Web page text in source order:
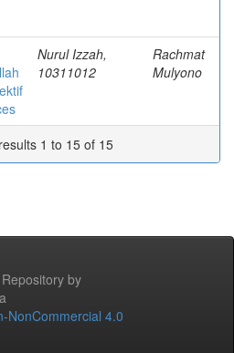
Nurul Izzah,
10311012
Rachmat
Mulyono
1 to 15 of 15
by
NonCommercial 4.0